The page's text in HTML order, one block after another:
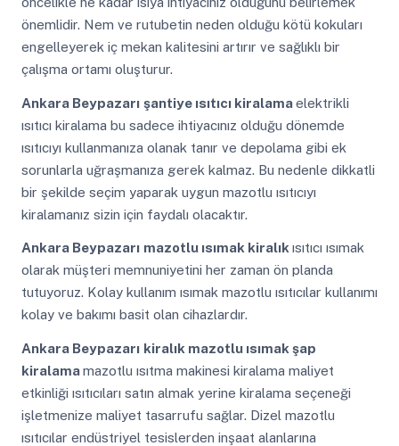
önemlidir. Nem ve rutubetin neden olduğu kötü kokuları
engelleyerek iç mekan kalitesini artırır ve sağlıklı bir
çalışma ortamı oluşturur.
Ankara Beypazarı şantiye ısıtıcı kiralamaelektrikli
ısıtıcı kiralama bu sadece ihtiyacınız olduğu dönemde
ısıtıcıyı kullanmanıza olanak tanır ve depolama gibi ek
sorunlarla uğraşmanıza gerek kalmaz. Bu nedenle dikkatli
bir şekilde seçim yaparak uygun mazotlu ısıtıcıyı
kiralamanız sizin için faydalı olacaktır.
Ankara Beypazarı mazotlu ısımak kiralık ısıtıcı ısımak
olarak müşteri memnuniyetini her zaman ön planda
tutuyoruz. Kolay kullanım ısımak mazotlu ısıtıcılar kullanımı
kolay ve bakımı basit olan cihazlardır.
Ankara Beypazarı kiralık mazotlu ısımak şap
kiralamamazotlu ısıtma makinesi kiralama maliyet
etkinliği ısıtıcıları satın almak yerine kiralama seçeneği
işletmenize maliyet tasarrufu sağlar. Dizel mazotlu
ısıtıcılar endüstriyel tesislerden inşaat alanlarına